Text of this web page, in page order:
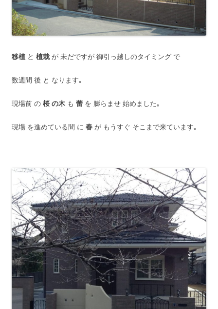
移植 と 植栽 が 未だですが 御引っ越しのタイミング で
数週間 後 と なります｡
現場前 の 桜 の木 も 蕾 を 膨らませ 始めました｡
現場 を進めている間 に 春 が もうすぐ そこまで来ています｡